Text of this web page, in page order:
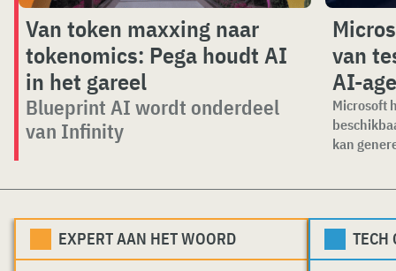
Van token maxxing naar
tokenomics: Pega houdt AI
in het gareel
Blueprint AI wordt onderdeel
van Infinity
van
AI-
Microsoft
kan
EXPERT AAN HET WOORD TECH